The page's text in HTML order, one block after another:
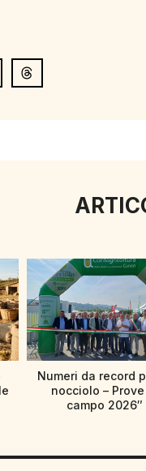
Numeri da record
nocciolo –
campo 2026″